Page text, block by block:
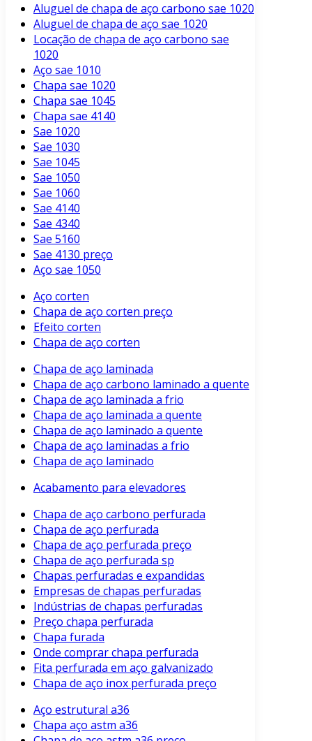
Aluguel de chapa de aço carbono sae 1020
Aluguel de chapa de aço sae 1020
Locação de chapa de aço carbono sae
1020
Aço sae 1010
Chapa sae 1020
Chapa sae 1045
Chapa sae 4140
Sae 1020
Sae 1030
Sae 1045
Sae 1050
Sae 1060
Sae 4140
Sae 4340
Sae 5160
Sae 4130 preço
Aço sae 1050
Aço corten
Chapa de aço corten preço
Efeito corten
Chapa de aço corten
Chapa de aço laminada
Chapa de aço carbono laminado a quente
Chapa de aço laminada a frio
Chapa de aço laminada a quente
Chapa de aço laminado a quente
Chapa de aço laminadas a frio
Chapa de aço laminado
Acabamento para elevadores
Chapa de aço carbono perfurada
Chapa de aço perfurada
Chapa de aço perfurada preço
Chapa de aço perfurada sp
Chapas perfuradas e expandidas
Empresas de chapas perfuradas
Indústrias de chapas perfuradas
Preço chapa perfurada
Chapa furada
Onde comprar chapa perfurada
Fita perfurada em aço galvanizado
Chapa de aço inox perfurada preço
Aço estrutural a36
Chapa aço astm a36